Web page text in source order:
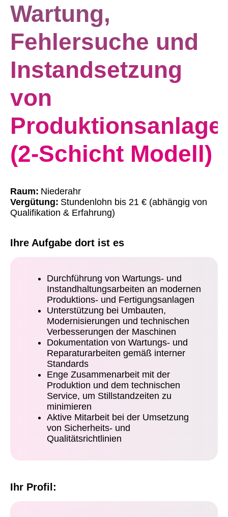
Wartung,
Fehlersuche und
Instandsetzung
von
(2-Schicht Modell)
Raum: Niederahr
Vergütung: Stundenlohn bis 21 € (abhängig von
Qualifikation & Erfahrung)
Ihre Aufgabe dort ist es
Durchführung von Wartungs- und
Instandhaltungsarbeiten an modernen
Produktions- und Fertigungsanlagen
Unterstützung bei Umbauten,
Modernisierungen und technischen
Verbesserungen der Maschinen
Dokumentation von Wartungs- und
Reparaturarbeiten gemäß interner
Standards
Enge Zusammenarbeit mit der
Produktion und dem technischen
Service, um Stillstandzeiten zu
minimieren
Aktive Mitarbeit bei der Umsetzung
von Sicherheits- und
Qualitätsrichtlinien
Ihr Profil: